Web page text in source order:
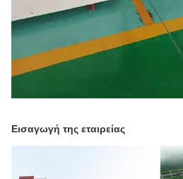
Εισαγωγή της εταιρείας